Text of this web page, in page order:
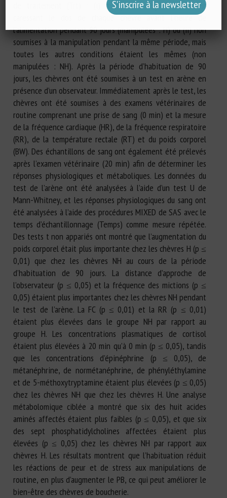
de traitement (Trt) : (i) manipulées régulièrement en
caressant le dos de chaque chèvre avant l’heure de
l’alimentation pendant 90 jours (manipulées : H) ou (ii) non
soumises à la manipulation pendant la même période, mais
toutes les autres conditions étaient les mêmes (non
manipulées : NH). Après la période d’habituation de 90
jours, les chèvres ont été soumises à un test en arène en
présence d’un observateur. Immédiatement après le test, les
chèvres ont été soumises à des examens vétérinaires de
routine comprenant une prise de sang (0 min) et la mesure
de la fréquence cardiaque (HR), de la fréquence respiratoire
(RR), de la température rectale (RT) et du poids corporel
(BW). Des échantillons de sang ont également été prélevés
après l’examen vétérinaire (20 min) afin de déterminer les
réponses physiologiques et métaboliques. Les données du
test de l’arène ont été analysées à l’aide d’un test U de
Mann-Whitney, et les réponses physiologiques du sang ont
été analysées à l’aide des procédures MIXED de SAS avec le
temps d’échantillonnage (Temps) comme mesure répétée.
Des tests t non appariés ont montré que l’augmentation du
poids corporel était plus importante chez les chèvres H (p ≤
0,01) que chez les chèvres NH au cours de la période
d’habituation de 90 jours. La distance d’approche de
l’observateur (p ≤ 0,05) et la fréquence des mictions (p ≤
0,05) étaient plus importantes chez les chèvres NH pendant
le test de l’arène. La FC (p ≤ 0,01) et la RR (p ≤ 0,01)
étaient plus élevées dans le groupe NH par rapport au
groupe H. Les concentrations plasmatiques de cortisol
étaient plus élevées à 20 min qu’à 0 min (p ≤ 0,05), tandis
que les concentrations d’épinéphrine (p ≤ 0,05), de
métanéphrine, de normétanéphrine, de phényléthylamine
et de 5-méthoxytryptamine étaient plus élevées (p ≤ 0,05)
chez les chèvres NH que chez les chèvres H. Une analyse
métabolomique ciblée a montré que six des huit acides
aminés affectés étaient plus faibles (p ≤ 0,05), et que six
des sept phosphatidylcholines affectées étaient plus
élevées (p ≤ 0,05) chez les chèvres NH par rapport aux
chèvres H. Les résultats montrent que l’habituation réduit
les réactions de peur et de stress aux manipulations de
routine, en plus d’augmenter le PB, ce qui peut améliorer le
bien-être des chèvres de boucherie.